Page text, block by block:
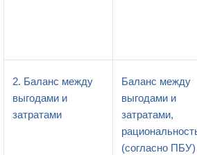
2. Баланс между
выгодами и
затратами
Баланс между
выгодами и
затратами,
(согласно ПБУ)